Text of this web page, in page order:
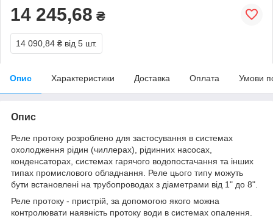
14 245,68 ₴
14 090,84 ₴ від 5 шт.
Опис Характеристики Доставка Оплата Умови
Опис
Реле протоку розроблено для застосування в системах
охолодження рідин (чиллерах), рідинних насосах,
конденсаторах, системах гарячого водопостачання та інших
типах промислового обладнання. Реле цього типу можуть
бути встановлені на трубопроводах з діаметрами від 1" до 8".
Реле протоку - пристрій, за допомогою якого можна
контролювати наявність протоку води в системах опалення.